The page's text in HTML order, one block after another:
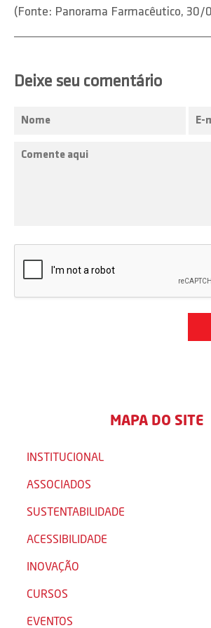
(Fonte: Panorama Farmacêutico, 30/
Deixe seu comentário
MAPA DO SITE
INSTITUCIONAL
ASSOCIADOS
SUSTENTABILIDADE
ACESSIBILIDADE
INOVAÇÃO
CURSOS
EVENTOS